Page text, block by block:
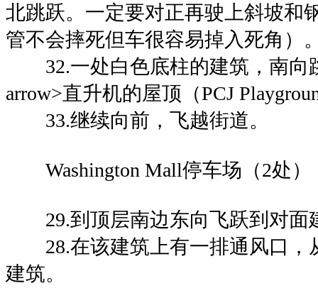
北跳跃。一定要对正再驶上斜坡和
管不会摔死但车很容易掉入死角）
32.一处白色底柱的建筑，南向
arrow>直升机的屋顶（PCJ
33.继续向前，飞越街道。
Washington Mall停车场（2处）
29.到顶层南边东向飞跃到对面
28.在该建筑上有一排通风口，
建筑。